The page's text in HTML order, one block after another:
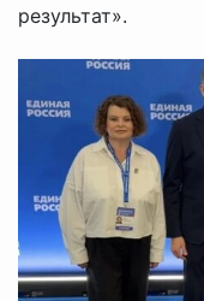
результат».